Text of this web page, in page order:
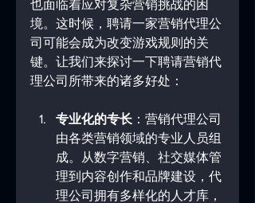
也面临着应对复杂营销挑战的困
境。这时候，聘请一家营销代理公
司可能会成为改变游戏规则的关
键。让我们来探讨一下聘请营销代
理公司所带来的诸多好处：
专业化的专长 ：营销代理公司
由各类营销领域的专业人员组
成。从数字营销、社交媒体管
理到内容创作和品牌建设，代
理公司拥有多样化的人才库，